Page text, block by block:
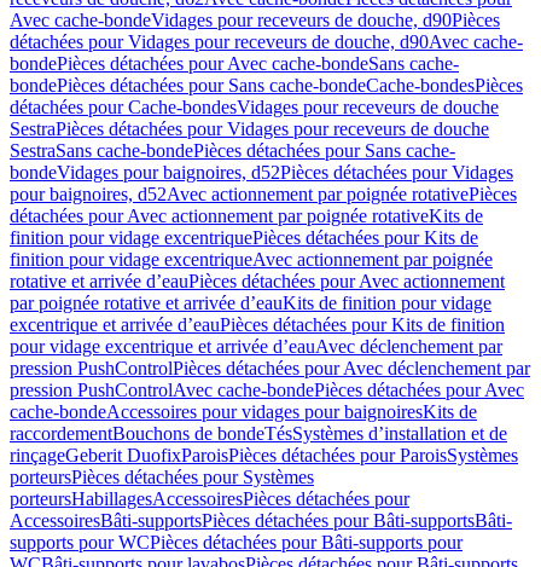
Avec cache-bondeVidages pour receveurs de douche, d90Pièces
détachées pour Vidages pour receveurs de douche, d90Avec cache-
bondePièces détachées pour Avec cache-bondeSans cache-
bondePièces détachées pour Sans cache-bondeCache-bondesPièces
détachées pour Cache-bondesVidages pour receveurs de douche
SestraPièces détachées pour Vidages pour receveurs de douche
SestraSans cache-bondePièces détachées pour Sans cache-
bondeVidages pour baignoires, d52Pièces détachées pour Vidages
pour baignoires, d52Avec actionnement par poignée rotativePièces
détachées pour Avec actionnement par poignée rotativeKits de
finition pour vidage excentriquePièces détachées pour Kits de
finition pour vidage excentriqueAvec actionnement par poignée
rotative et arrivée d’eauPièces détachées pour Avec actionnement
par poignée rotative et arrivée d’eauKits de finition pour vidage
excentrique et arrivée d’eauPièces détachées pour Kits de finition
pour vidage excentrique et arrivée d’eauAvec déclenchement par
pression PushControlPièces détachées pour Avec déclenchement par
pression PushControlAvec cache-bondePièces détachées pour Avec
cache-bondeAccessoires pour vidages pour baignoiresKits de
raccordementBouchons de bondeTésSystèmes d’installation et de
rinçageGeberit DuofixParoisPièces détachées pour ParoisSystèmes
porteursPièces détachées pour Systèmes
porteursHabillagesAccessoiresPièces détachées pour
AccessoiresBâti-supportsPièces détachées pour Bâti-supportsBâti-
supports pour WCPièces détachées pour Bâti-supports pour